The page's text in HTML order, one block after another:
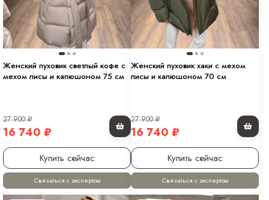
Женский пуховик светлый кофе с
мехом лисы и капюшоном 75 см
27 900₽
16 740 ₽
Купить сейчас
Связаться с экспертом
Женский пуховик хаки с мехом
лисы и капюшоном 70 см
27 900₽
16 740 ₽
Купить сейчас
Связаться с экспертом